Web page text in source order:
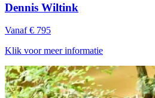
Dennis Wiltink
Vanaf € 795
Klik voor meer informatie